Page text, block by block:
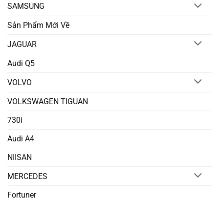
SAMSUNG
Sản Phẩm Mới Về
JAGUAR
Audi Q5
VOLVO
VOLKSWAGEN TIGUAN
730i
Audi A4
NIISAN
MERCEDES
Fortuner